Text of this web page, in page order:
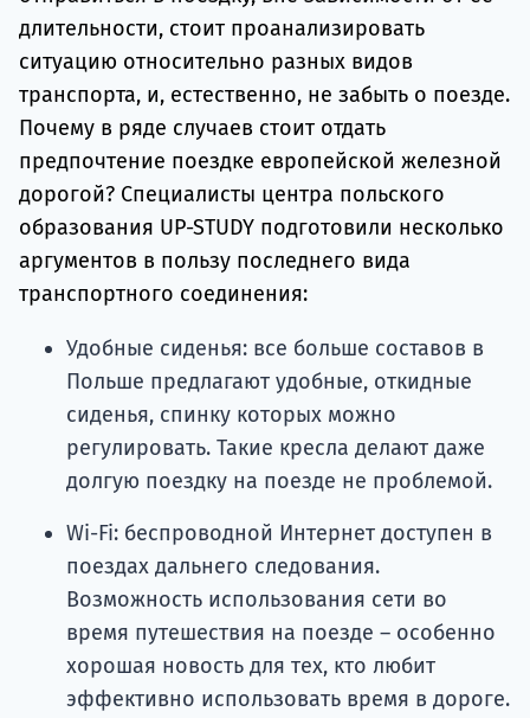
длительности, стоит проанализировать
ситуацию относительно разных видов
транспорта, и, естественно, не забыть о поезде.
Почему в ряде случаев стоит отдать
предпочтение поездке европейской железной
дорогой? Специалисты центра польского
образования UP-STUDY подготовили несколько
аргументов в пользу последнего вида
транспортного соединения:
Удобные сиденья: все больше составов в
Польше предлагают удобные, откидные
сиденья, спинку которых можно
регулировать. Такие кресла делают даже
долгую поездку на поезде не проблемой.
Wi-Fi: беспроводной Интернет доступен в
поездах дальнего следования.
Возможность использования сети во
время путешествия на поезде – особенно
хорошая новость для тех, кто любит
эффективно использовать время в дороге.